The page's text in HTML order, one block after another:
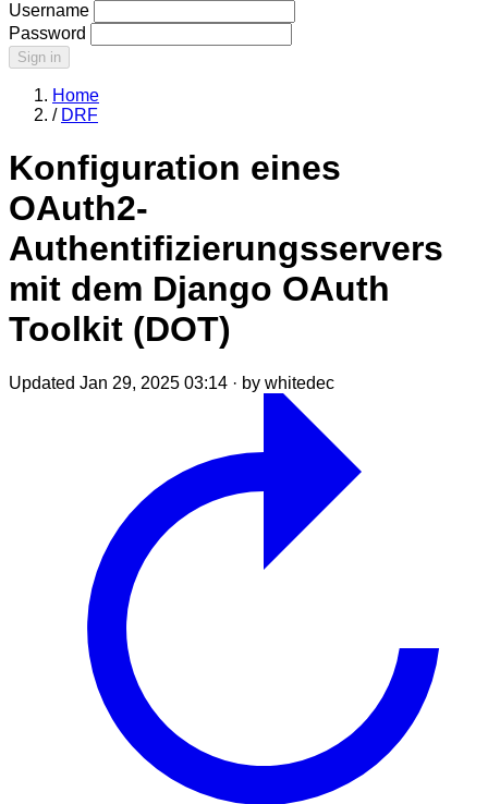
Username
Password
Sign in
Home
/ DRF
Konfiguration eines
OAuth2-
Authentifizierungsservers
mit dem Django OAuth
Toolkit (DOT)
Updated Jan 29, 2025 03:14 · by whitedec